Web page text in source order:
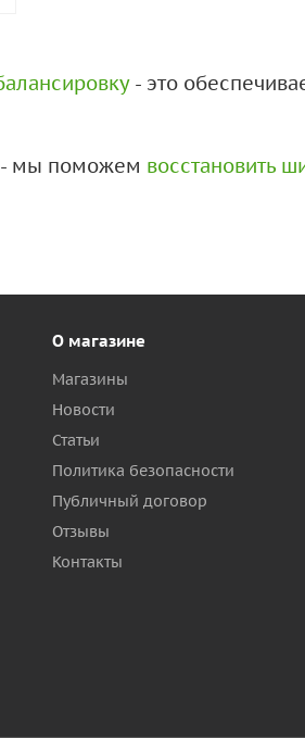
- это
- мы поможем восстановить
О магазине
Магазины
Новости
Статьи
Политика безопасности
Публичный договор
Отзывы
Контакты